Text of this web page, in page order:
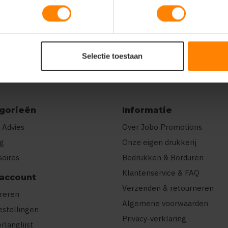
Selectie toestaan
Informatie
Over Jobo Promotions
Onze eigen drukkerij
Bedrukken & Borduren
Klantenservice & FAQ
Verzenden & retourneren
Algemene voorwaarden
Privacy-verklaring